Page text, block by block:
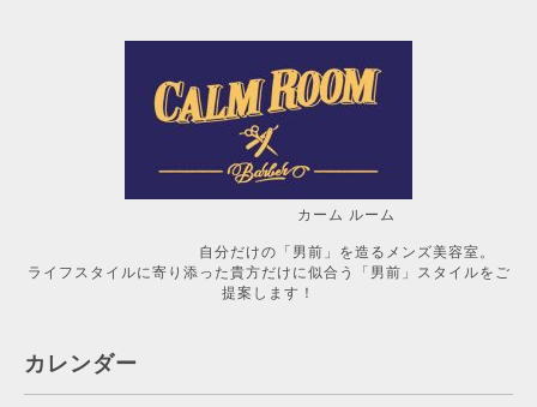
カーム ルーム
自分だけの「男前」を造るメンズ美容室。
ライフスタイルに寄り添った貴方だけに似合う「男前」スタイルをご
提案します！
カレンダー